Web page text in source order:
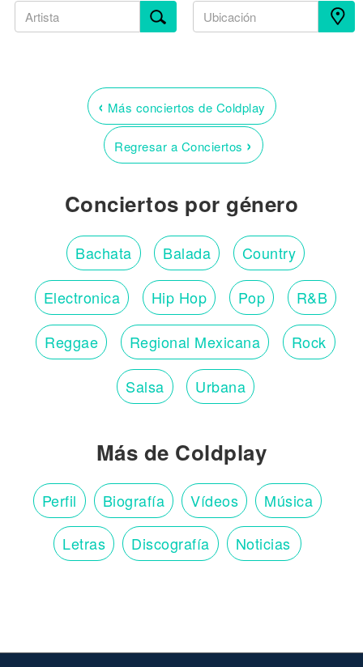
‹ Más conciertos de Coldplay
Regresar a Conciertos ›
Conciertos por género
Bachata Balada Country
Electronica Hip Hop Pop R&B
Reggae Regional Mexicana Rock
Salsa Urbana
Más de Coldplay
Perfil Biografía Vídeos Música
Letras Discografía Noticias